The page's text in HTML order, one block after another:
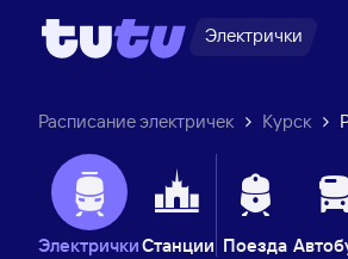
Электрички
Расписание электричек Курск
ЭлектричкиСтанции Поезда